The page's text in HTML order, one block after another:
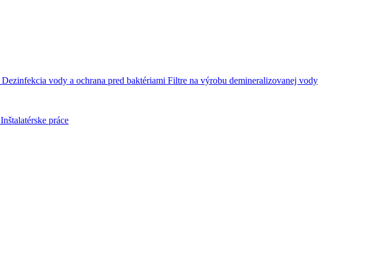
Dezinfekcia vody a ochrana pred baktériami Filtre na výrobu demineralizovanej vody
Inštalatérske práce